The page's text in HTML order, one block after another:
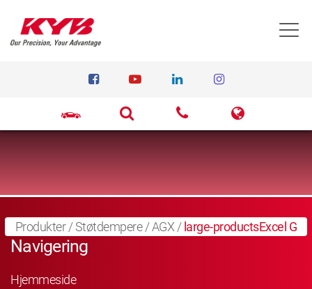
Produkter/Støtdempere/AGX / large-productsExcel G
Navigering
Hjemmeside